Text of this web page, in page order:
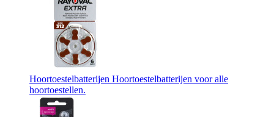
Hoortoestelbatterijen Hoortoestelbatterijen voor alle
hoortoestellen.